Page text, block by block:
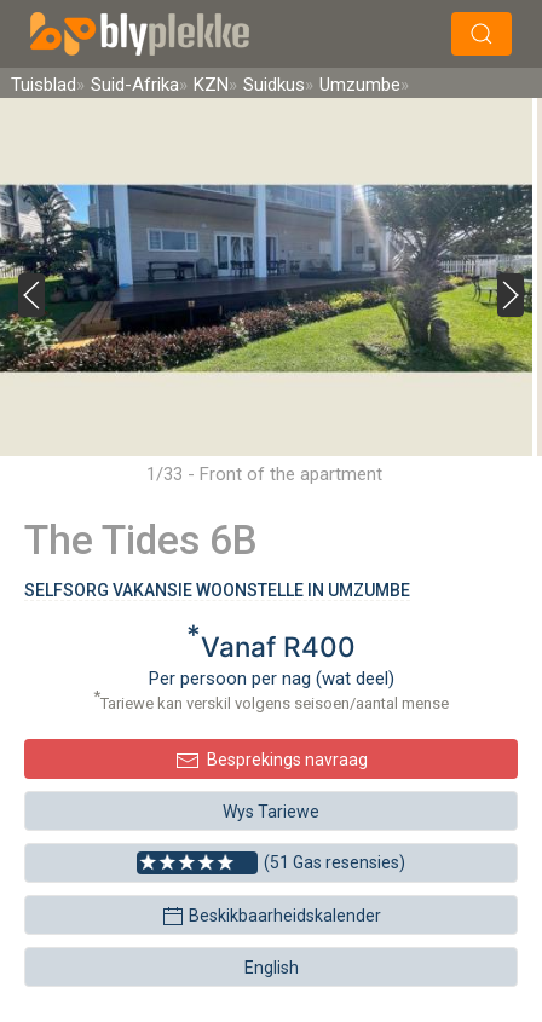
Soek
Tuisblad Suid-Afrika KZN Suidkus Umzumbe
1/33 - Front of the apartment
The Tides 6B
SELFSORG VAKANSIE WOONSTELLE IN UMZUMBE
*Vanaf R400
Per persoon per nag (wat deel)
*Tariewe kan verskil volgens seisoen/aantal mense
Besprekings navraag
Wys Tariewe
(51 Gas resensies)
Beskikbaarheidskalender
English